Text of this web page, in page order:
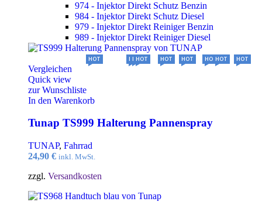
974 - Injektor Direkt Schutz Benzin
984 - Injektor Direkt Schutz Diesel
979 - Injektor Direkt Reiniger Benzin
989 - Injektor Direkt Reiniger Diesel
Vergleichen
Quick view
zur Wunschliste
In den Warenkorb
Tunap TS999 Halterung Pannenspray
TUNAP, Fahrrad
24,90 € inkl. MwSt.
zzgl. Versandkosten
HOT HOT HOT
HOT
HOT
HOT HOT
HOT HOT
HOT